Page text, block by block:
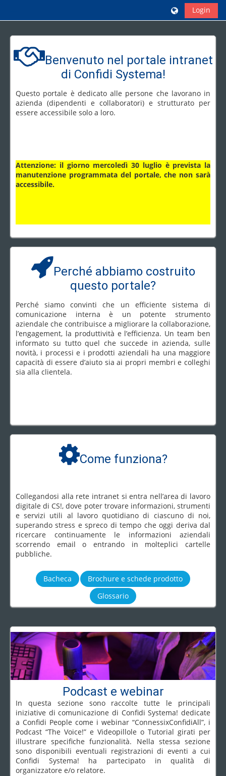
Pannello laterale
Login
Benvenuto nel portale intranet
di Confidi Systema!
Questo portale è dedicato alle persone che lavorano in
azienda (dipendenti e collaboratori) e strutturato per
essere accessibile solo a loro.
Attenzione: il giorno mercoledì 30 luglio è prevista la
manutenzione programmata del portale, che non sarà
accessibile.
Perché abbiamo costruito
questo portale?
Perché siamo convinti che un efficiente sistema di
comunicazione interna è un potente strumento
aziendale che contribuisce a migliorare la collaborazione,
l’engagement, la produttività e l’efficienza. Un team ben
informato su tutto quel che succede in azienda, sulle
novità, i processi e i prodotti aziendali ha una maggiore
capacità di essere d’aiuto sia ai propri membri e colleghi
sia alla clientela.
Come funziona?
Collegandosi alla rete intranet si entra nell’area di lavoro
digitale di CS!, dove poter trovare informazioni, strumenti
e servizi utili al lavoro quotidiano di ciascuno di noi,
superando stress e spreco di tempo che oggi deriva dal
ricercare continuamente le informazioni aziendali
scorrendo email o entrando in molteplici cartelle
pubbliche.
Bacheca
Brochure e schede prodotto
Glossario
Podcast e webinar
In questa sezione sono raccolte tutte le principali
iniziative di comunicazione di Confidi Systema! dedicate
a Confidi People come i webinar “ConnessixConfidiAll”, i
Podcast “The Voice!” e Videopillole o Tutorial girati per
illustrare specifiche funzionalità. Nella stessa sezione
sono disponibili eventuali registrazioni di eventi a cui
Confidi Systema! ha partecipato in qualità di
organizzatore e/o relatore.